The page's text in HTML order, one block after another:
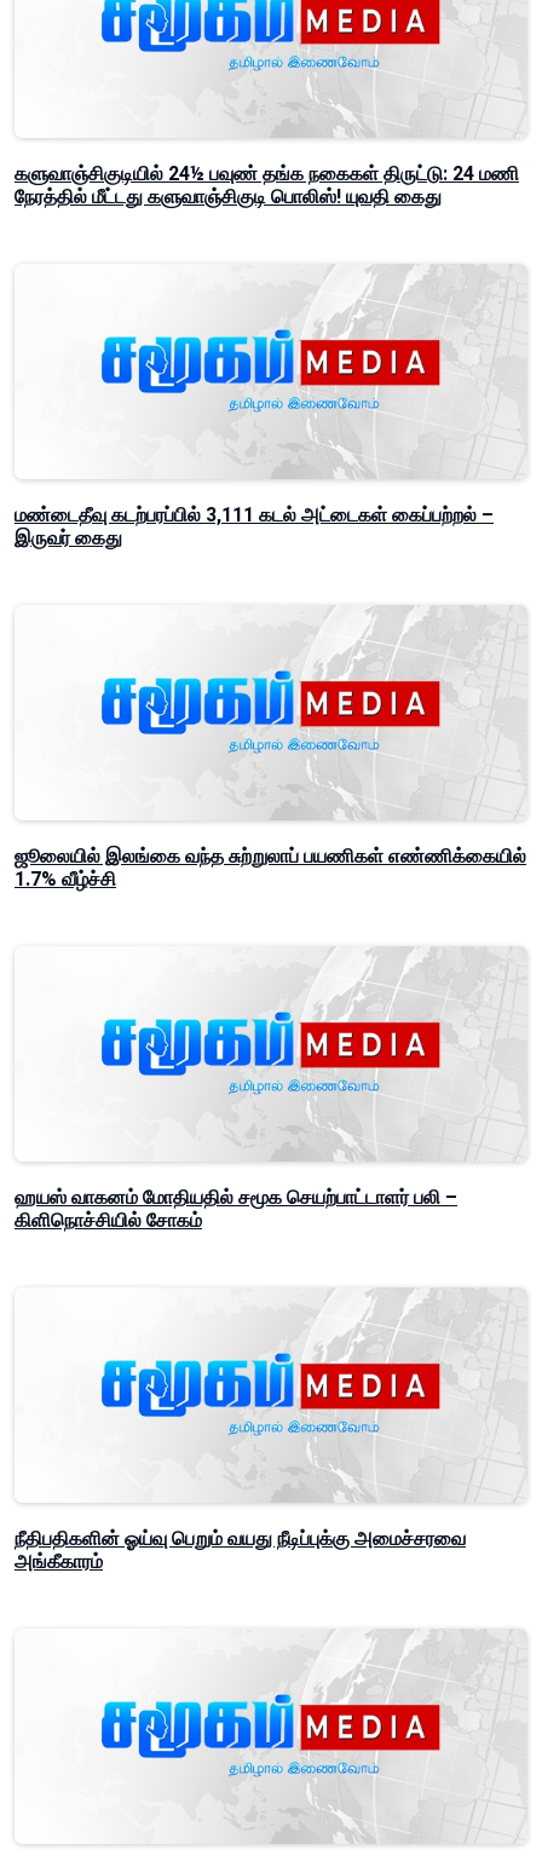
களுவாஞ்சிகுடியில் 24½ பவுண் தங்க நகைகள் திருட்டு: 24 மணி
நேரத்தில் மீட்டது களுவாஞ்சிகுடி பொலிஸ்! யுவதி கைது
மண்டைதீவு கடற்பரப்பில் 3,111 கடல் அட்டைகள் கைப்பற்றல் –
இருவர் கைது
ஜூலையில் இலங்கை வந்த சுற்றுலாப் பயணிகள் எண்ணிக்கையில்
1.7% வீழ்ச்சி
ஹயஸ் வாகனம் மோதியதில் சமூக செயற்பாட்டாளர் பலி –
கிளிநொச்சியில் சோகம்
நீதிபதிகளின் ஓய்வு பெறும் வயது நீடிப்புக்கு அமைச்சரவை
அங்கீகாரம்